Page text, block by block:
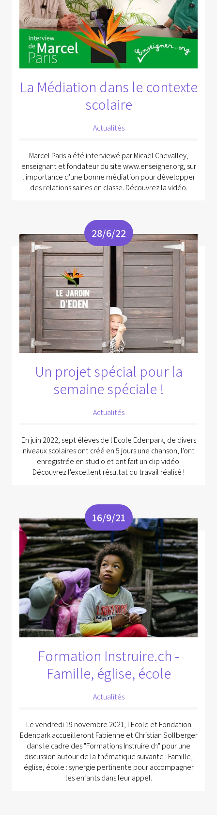
La Médiation dans le contexte
scolaire
Actualités
Marcel Paris a été interviewé par Micaël Chevalley,
enseignant et fondateur du site www.enseigner.org, sur
l'importance d'une bonne médiation pour développer
des relations saines en classe. Découvrez la vidéo.
28/6/22
Un projet spécial pour la
semaine spéciale !
Actualités
En juin 2022, sept élèves de l'Ecole Edenpark, de divers
niveaux scolaires ont créé en 5 jours une chanson, l'ont
enregistrée en studio et ont fait un clip vidéo.
Découvrez l'excellent résultat du travail réalisé !
16/9/21
Formation Instruire.ch -
Famille, église, école
Actualités
Le vendredi 19 novembre 2021, l'Ecole et Fondation
Edenpark accueilleront Fabienne et Christian Sollberger
dans le cadre des "Formations Instruire.ch" pour une
discussion autour de la thématique suivante : Famille,
église, école : synergie pertinente pour accompagner
les enfants dans leur appel.